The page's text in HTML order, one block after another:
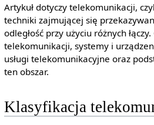
Artykuł dotyczy telekomunikacji,
techniki zajmującej się
odległość przy użyciu różnych
telekomunikacji, systemy i
usługi telekomunikacyjne oraz
ten obszar.
Klasyfikacja